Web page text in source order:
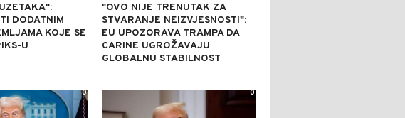
DODATNIM
KOJE SE
U
"OVO NIJE TRENUTAK ZA
STVARANJE NEIZVJESNOSTI":
EU UPOZORAVA TRAMPA DA
CARINE UGROŽAVAJU
GLOBALNU STABILNOST
0 0